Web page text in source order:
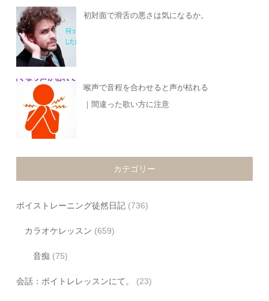
初対面で滑舌の悪さは気になるか。
喉声で音程を合わせると声が枯れる
｜間違った歌い方に注意
カテゴリー
ボイストレーニング徒然日記 (736)
カラオケレッスン (659)
音痴 (75)
会話：ボイトレレッスンにて。 (23)